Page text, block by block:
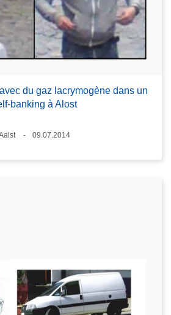
du gaz lacrymogène dans un
banking à Alost
09.07.2014